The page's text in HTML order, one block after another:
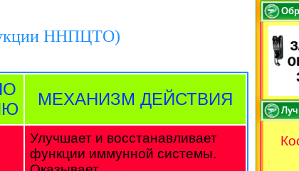
ННПЦТО)
МЕХАНИЗМ ДЕЙСТВИЯ
Улучшает и восстанавливает
функции иммунной системы.